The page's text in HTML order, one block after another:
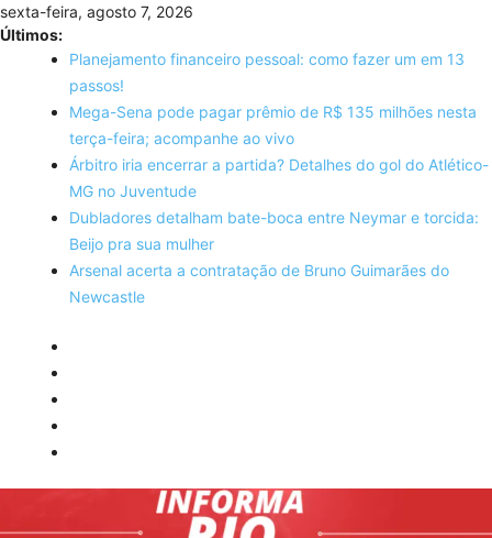
Skip
to
content
sexta-feira, agosto 7, 2026
Últimos:
Planejamento financeiro pessoal: como fazer um em 13
passos!
Mega-Sena pode pagar prêmio de R$ 135 milhões nesta
terça-feira; acompanhe ao vivo
Árbitro iria encerrar a partida? Detalhes do gol do Atlético-
MG no Juventude
Dubladores detalham bate-boca entre Neymar e torcida:
Beijo pra sua mulher
Arsenal acerta a contratação de Bruno Guimarães do
Newcastle